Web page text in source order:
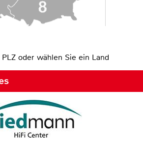
oder wählen Sie ein Land